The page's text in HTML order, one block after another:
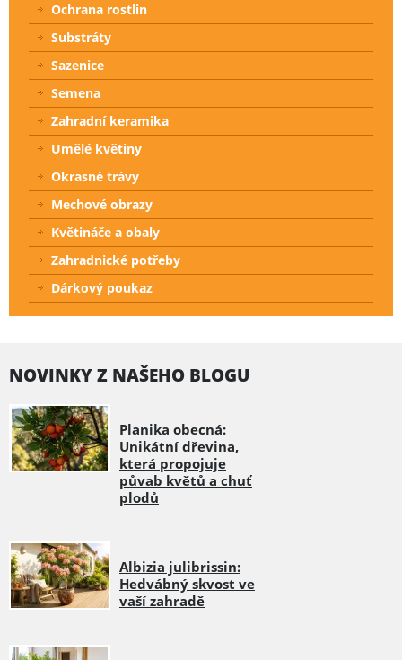
Ochrana rostlin
Substráty
Sazenice
Semena
Zahradní keramika
Umělé květiny
Okrasné trávy
Mechové obrazy
Květináče a obaly
Zahradnické potřeby
Dárkový poukaz
NOVINKY Z NAŠEHO BLOGU
Planika obecná:
Unikátní dřevina,
která propojuje
půvab květů a chuť
plodů
Albizia julibrissin:
Hedvábný skvost ve
vaší zahradě